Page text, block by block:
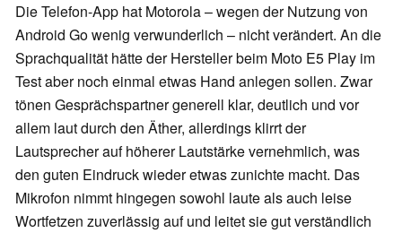
Die Telefon-App hat Motorola – wegen der Nutzung von
Android Go wenig verwunderlich – nicht verändert. An die
Sprachqualität hätte der Hersteller beim Moto E5 Play im
Test aber noch einmal etwas Hand anlegen sollen. Zwar
tönen Gesprächspartner generell klar, deutlich und vor
allem laut durch den Äther, allerdings klirrt der
Lautsprecher auf höherer Lautstärke vernehmlich, was
den guten Eindruck wieder etwas zunichte macht. Das
Mikrofon nimmt hingegen sowohl laute als auch leise
Wortfetzen zuverlässig auf und leitet sie gut verständlich